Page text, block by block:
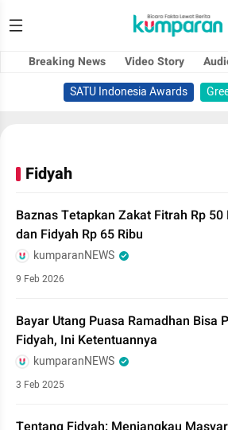
Breaking News Video Story
SATU Indonesia Awards
Fidyah
Baznas Tetapkan Zakat Fitrah Rp 50
dan Fidyah Rp 65 Ribu
kumparanNEWS
9 Feb 2026
Bayar Utang Puasa Ramadhan Bisa
Fidyah, Ini Ketentuannya
kumparanNEWS
3 Feb 2025